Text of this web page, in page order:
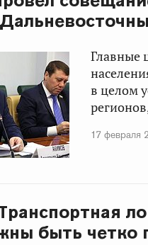
Главные
в целом
17 февраля
быть четко